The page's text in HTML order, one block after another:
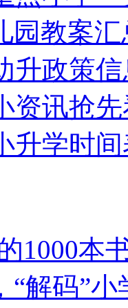
园教案汇
升政策
资讯抢
升学时
1000本
“解码”